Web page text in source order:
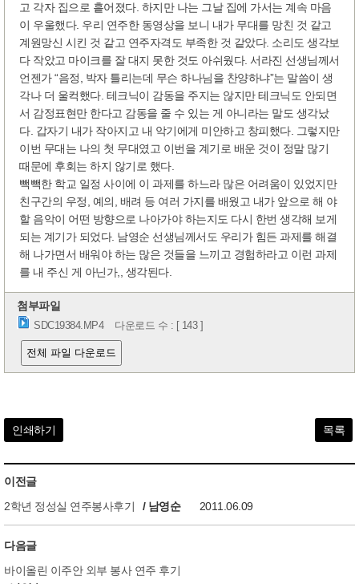
고 각자 집으로 흩어졌다. 하지만 나는 그날 집에 가서는 계속 마음
이 우울했다. 우리 연주한 동영상을 보니 내가 무대를 망친 것 같고
계원망신 시킨 것 같고 연주자격도 부족한 것 같았다. 소리도 생각보
다 작았고 마이크를 잘 대지 못한 것도 아쉬웠다. 서라진 선생님께서
언젠가 “음정, 박자 틀리는데 무슨 하나님을 찬양하냐”는 말씀이 생
각나 더 울컥했다. 테크닉이 감동을 주지는 않지만 테크닉도 안되면
서 감정표현만 한다고 감동을 줄 수 있는 게 아니라는 말도 생각났
다. 갑자기 내가 작아지고 내 악기에게 미안하고 창피했다. 그렇지만
이번 무대는 나의 첫 무대였고 이번을 계기로 배운 것이 정말 많기
때문에 후회는 하지 않기로 했다.
빽빽한 학교 일정 사이에 이 과제를 하느라 많은 어려움이 있었지만
친구간의 우정, 예의, 배려 등 여러 가지를 배웠고 내가 앞으로 해 야
할 음악이 어떤 방향으로 나아가야 하는지도 다시 한번 생각해 보게
되는 계기가 되었다. 남영순 선생님께서도 우리가 힘든 과제를 해결
해 나가면서 배워야 하는 많은 것들을 느끼고 경험하라고 이런 과제
를 내 주신 게 아닌가,, 생각된다.
첨부파일
SDC19384.MP4다운로드 수 : [ 143 ]
전체 파일 다운로드
인쇄하기 목록
이전글
2학년 정성실 연주봉사후기
/ 남영순 2011.06.09
다음글
바이올린 이주안 외부 봉사 연주 후기